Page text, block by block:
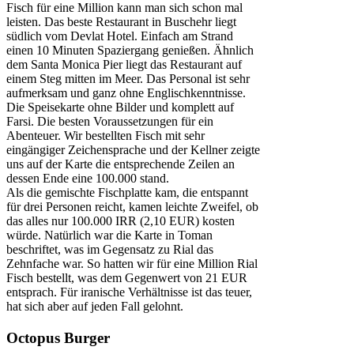
Fisch für eine Million kann man sich schon mal
leisten. Das beste Restaurant in Buschehr liegt
südlich vom Devlat Hotel. Einfach am Strand
einen 10 Minuten Spaziergang genießen. Ähnlich
dem Santa Monica Pier liegt das Restaurant auf
einem Steg mitten im Meer. Das Personal ist sehr
aufmerksam und ganz ohne Englischkenntnisse.
Die Speisekarte ohne Bilder und komplett auf
Farsi. Die besten Voraussetzungen für ein
Abenteuer. Wir bestellten Fisch mit sehr
eingängiger Zeichensprache und der Kellner zeigte
uns auf der Karte die entsprechende Zeilen an
dessen Ende eine 100.000 stand.
Als die gemischte Fischplatte kam, die entspannt
für drei Personen reicht, kamen leichte Zweifel, ob
das alles nur 100.000 IRR (2,10 EUR) kosten
würde. Natürlich war die Karte in Toman
beschriftet, was im Gegensatz zu Rial das
Zehnfache war. So hatten wir für eine Million Rial
Fisch bestellt, was dem Gegenwert von 21 EUR
entsprach. Für iranische Verhältnisse ist das teuer,
hat sich aber auf jeden Fall gelohnt.
Octopus Burger